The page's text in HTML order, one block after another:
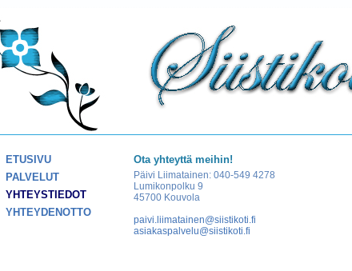
ETUSIVU
PALVELUT
YHTEYSTIEDOT
YHTEYDENOTTO
Ota yhteyttä meihin!
Päivi Liimatainen: 040-549 4278
Lumikonpolku 9
45700 Kouvola
paivi.liimatainen@siistikoti.fi
asiakaspalvelu@siistikoti.fi